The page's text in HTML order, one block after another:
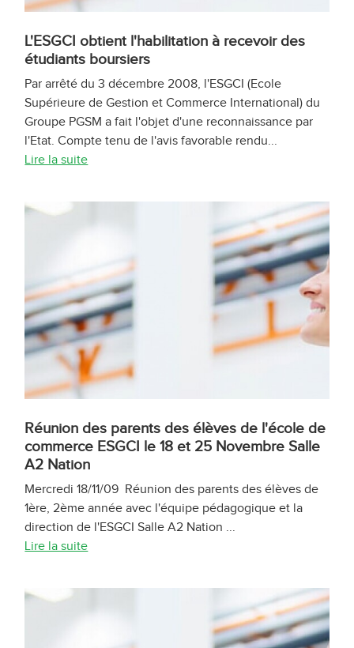
L'ESGCI obtient l'habilitation à recevoir des
étudiants boursiers
Par arrêté du 3 décembre 2008, l'ESGCI (Ecole
Supérieure de Gestion et Commerce International) du
Groupe PGSM a fait l'objet d'une reconnaissance par
l'Etat. Compte tenu de l'avis favorable rendu...
Lire la suite
Réunion des parents des élèves de l'école de
commerce ESGCI le 18 et 25 Novembre Salle
A2 Nation
Mercredi 18/11/09 Réunion des parents des élèves de
1ère, 2ème année avec l'équipe pédagogique et la
direction de l'ESGCI Salle A2 Nation ...
Lire la suite